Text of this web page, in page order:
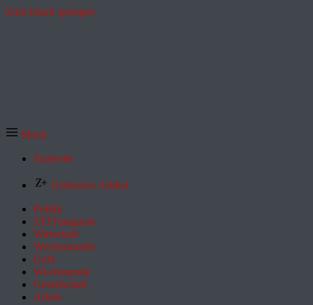
Zum Inhalt springen
Menü
Startseite
Exklusive Artikel
Politik
ZEITmagazin
Wirtschaft
Wochenmarkt
Geld
Wochenende
Gesellschaft
Arbeit